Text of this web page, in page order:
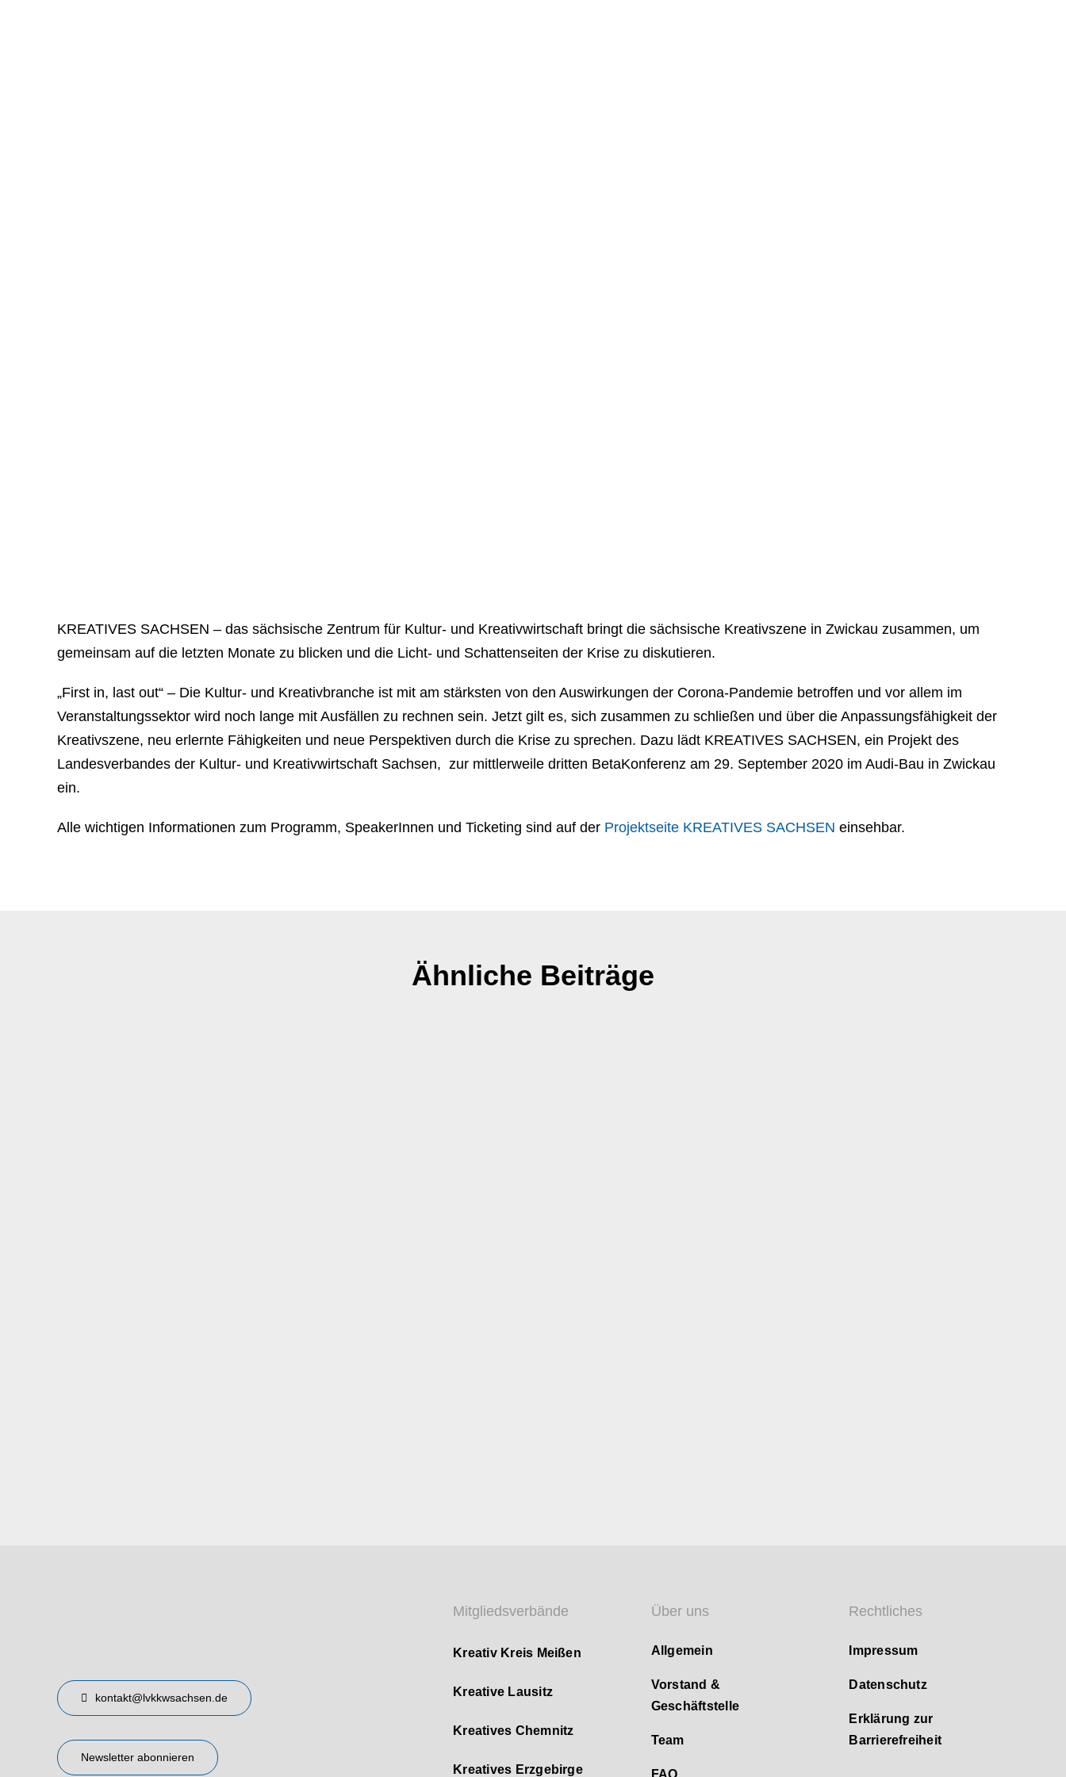
KREATIVES SACHSEN – das sächsische Zentrum für Kultur- und Kreativwirtschaft bringt die sächsische Kreativszene in Zwickau zusammen, um
gemeinsam auf die letzten Monate zu blicken und die Licht- und Schattenseiten der Krise zu diskutieren.
„First in, last out“ – Die Kultur- und Kreativbranche ist mit am stärksten von den Auswirkungen der Corona-Pandemie betroffen und vor allem im
Veranstaltungssektor wird noch lange mit Ausfällen zu rechnen sein. Jetzt gilt es, sich zusammen zu schließen und über die Anpassungsfähigkeit der
Kreativszene, neu erlernte Fähigkeiten und neue Perspektiven durch die Krise zu sprechen. Dazu lädt KREATIVES SACHSEN, ein Projekt des
Landesverbandes der Kultur- und Kreativwirtschaft Sachsen, zur mittlerweile dritten BetaKonferenz am 29. September 2020 im Audi-Bau in Zwickau
ein.
Alle wichtigen Informationen zum Programm, SpeakerInnen und Ticketing sind auf der Projektseite KREATIVES SACHSEN einsehbar.
Ähnliche Beiträge
kontakt@lvkkwsachsen.de
Newsletter abonnieren
Mitgliedsverbände
Kreativ Kreis Meißen
Kreative Lausitz
Kreatives Chemnitz
Kreatives Erzgebirge
Über uns
Allgemein
Vorstand &
Geschäftstelle
Team
FAQ
Rechtliches
Impressum
Datenschutz
Erklärung zur
Barrierefreiheit